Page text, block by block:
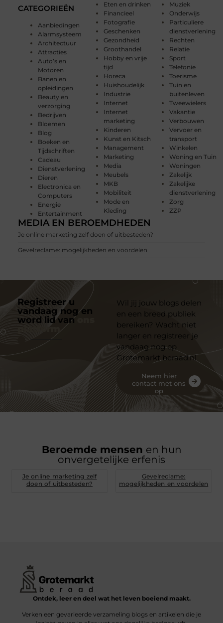
CATEGORIEËN
Aanbiedingen
Alarmsysteem
Architectuur
Attracties
Auto’s en
Motoren
Banen en
opleidingen
Beauty en
verzorging
Bedrijven
Bloemen
Blog
Boeken en
Tijdschriften
Cadeau
Dienstverlening
Dieren
Electronica en
Computers
Energie
Entertainment
Eten en drinken
Financieel
Fotografie
Geschenken
Gezondheid
Groothandel
Hobby en vrije
tijd
Horeca
Huishoudelijk
Industrie
Internet
Internet
marketing
Kinderen
Kunst en Kitsch
Management
Marketing
Media
Meubels
MKB
Mobiliteit
Mode en
Kleding
Muziek
Onderwijs
Particuliere
dienstverlening
Rechten
Relatie
Sport
Telefonie
Toerisme
Tuin en
buitenleven
Tweewielers
Vakantie
Verbouwen
Vervoer en
transport
Winkelen
Woning en Tuin
Woningen
Zakelijk
Zakelijke
dienstverlening
Zorg
ZZP
MEDIA EN BEROEMDHEDEN
Je online marketing zelf doen of uitbesteden?
Gevelreclame: mogelijkheden en voordelen
Registreer u
vandaag nog en
word lid van
platform
Wil jij jouw blogs delen
en een breed publiek
bereiken? Wacht niet
langer en registreer je
vandaag nog op
Grotemarkt beraad.nl
Neem hier
contact met ons
op
Beroemde mensen en hun
onvergetelijke erfenis
Je online marketing zelf
doen of uitbesteden?
Gevelreclame:
mogelijkheden en voordelen
Ontdek, leer en deel wat het leven boeiend maakt.
Verken een gevarieerde verzameling blogs en artikelen die je